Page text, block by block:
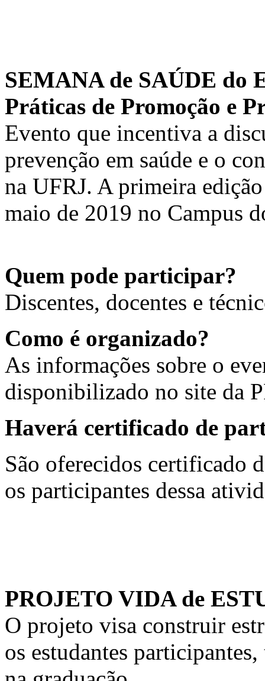
SEMANA de SAÚDE do
Práticas de Promoção e
Evento que incentiva a
prevenção em saúde e o
na UFRJ. A primeira
maio de 2019 no Campus
Quem pode participar?
Discentes, docentes e
Como é organizado?
As informações sobre o
disponibilizado no site da
Haverá certificado de
São oferecidos certificado
os participantes dessa
PROJETO VIDA de
O projeto visa construir
os estudantes